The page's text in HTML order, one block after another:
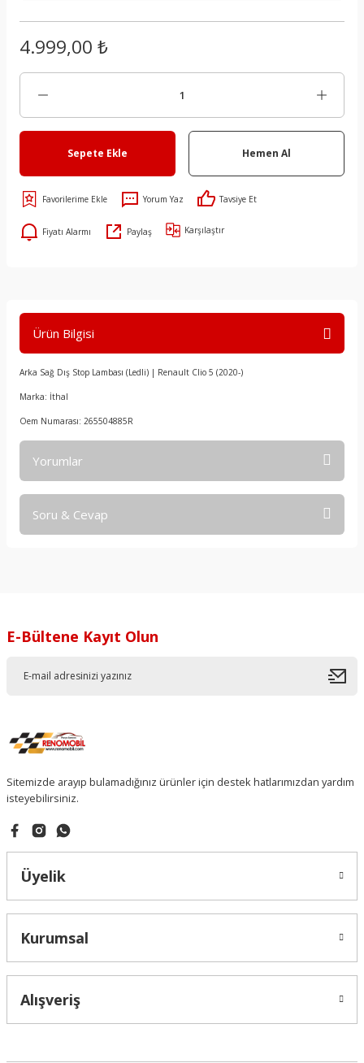
4.999,00 ₺
Sepete Ekle Hemen Al
Yorum Yaz Tavsiye Et
Fiyatı Alarmı Paylaş Karşılaştır
Ürün Bilgisi
Arka Sağ Dış Stop Lambası (Ledli) | Renault Clio 5 (2020-)
Marka: İthal
Oem Numarası: 265504885R
Yorumlar
Soru & Cevap
E-Bültene Kayıt Olun
Sitemizde arayıp bulamadığınız ürünler için destek hatlarımızdan yardım
isteyebilirsiniz.
Üyelik
Kurumsal
Alışveriş